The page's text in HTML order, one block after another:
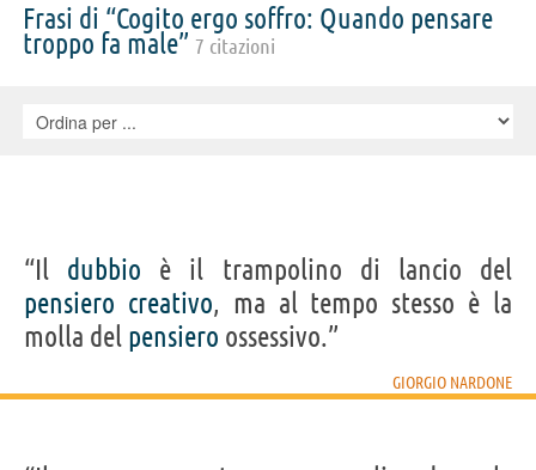
Frasi di “Cogito ergo soffro: Quando pensare
troppo fa male” 7 citazioni
“Il dubbio è il trampolino di lancio del
pensiero creativo, ma al tempo stesso è la
molla del pensiero ossessivo.”
GIORGIO NARDONE